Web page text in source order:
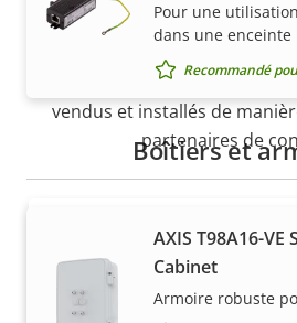
Pour une
dans une enceinte
Recommandé
Boîtiers et
AXIS T98A16-VE
Cabinet
Armoire robuste
Les solutions Axis et les
vendus et installés de
partenaires de